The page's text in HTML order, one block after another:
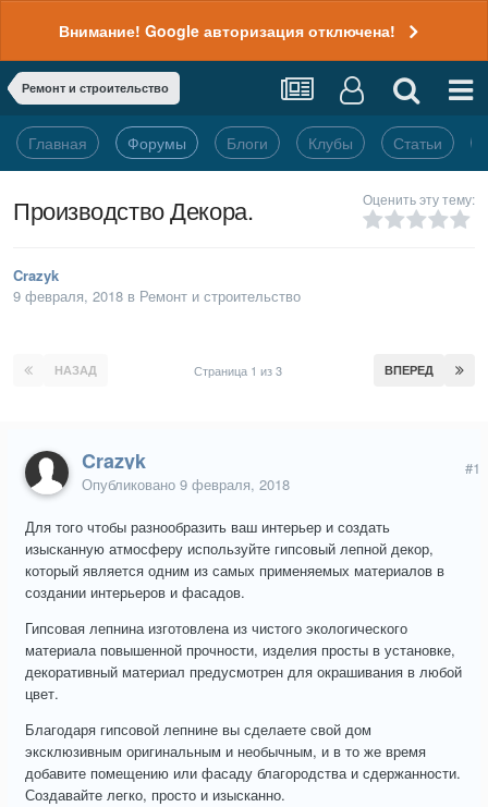
Внимание! Google авторизация отключена!
Ремонт и строительство
Главная Форумы Блоги Клубы Статьи
Производство Декора. Оценить эту тему:
Crazyk
9 февраля, 2018 в Ремонт и строительство
НАЗАД ВПЕРЕД
Страница 1 из 3
Crazyk
Опубликовано 9 февраля, 2018
#1
Для того чтобы разнообразить ваш интерьер и создать
изысканную атмосферу используйте гипсовый лепной декор,
который является одним из самых применяемых материалов в
создании интерьеров и фасадов.
Гипсовая лепнина изготовлена из чистого экологического
материала повышенной прочности, изделия просты в установке,
декоративный материал предусмотрен для окрашивания в любой
цвет.
Благодаря гипсовой лепнине вы сделаете свой дом
эксклюзивным оригинальным и необычным, и в то же время
добавите помещению или фасаду благородства и сдержанности.
Создавайте легко, просто и изысканно.